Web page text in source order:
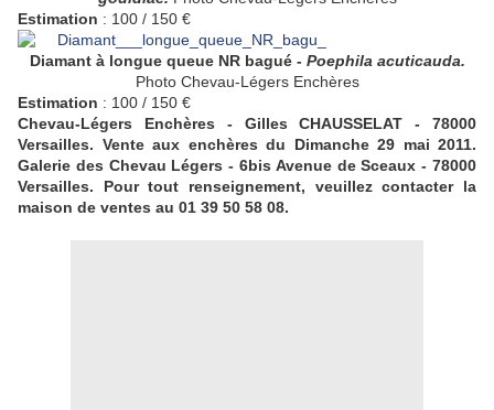
Estimation : 100 / 150 €
Diamant à longue queue NR bagué - Poephila acuticauda.
Photo Chevau-Légers Enchères
Estimation : 100 / 150 €
Chevau-Légers Enchères - Gilles CHAUSSELAT - 78000
Versailles. Vente aux enchères du Dimanche 29 mai 2011.
Galerie des Chevau Légers - 6bis Avenue de Sceaux - 78000
Versailles. Pour tout renseignement, veuillez contacter la
maison de ventes au 01 39 50 58 08.